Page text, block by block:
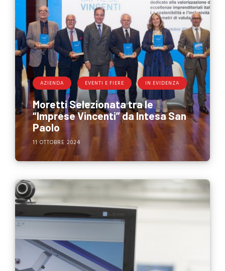
AZIENDA EVENTI E FIERE IN EVIDENZA
Moretti Selezionata tra le
“Imprese Vincenti” da Intesa San
Paolo
11 OTTOBRE 2024